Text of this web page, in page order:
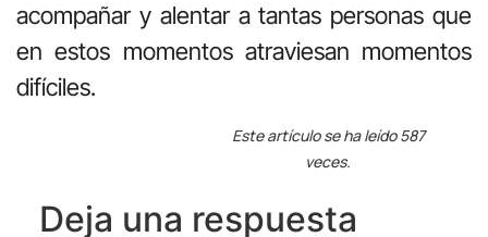
acompañar y alentar a tantas personas que
en estos momentos atraviesan momentos
difíciles.
Este artículo se ha leído 587
veces.
Deja una respuesta